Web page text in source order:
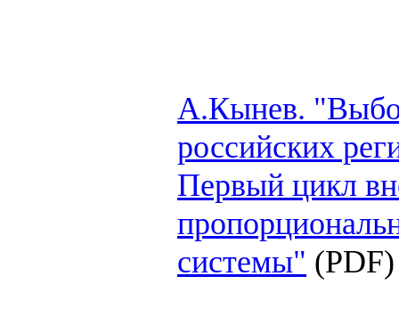
А.Кынев.
российских
Первый цикл
системы" (PDF)